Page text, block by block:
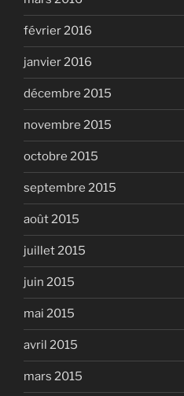
février 2016
janvier 2016
décembre 2015
novembre 2015
octobre 2015
septembre 2015
août 2015
juillet 2015
juin 2015
mai 2015
avril 2015
mars 2015